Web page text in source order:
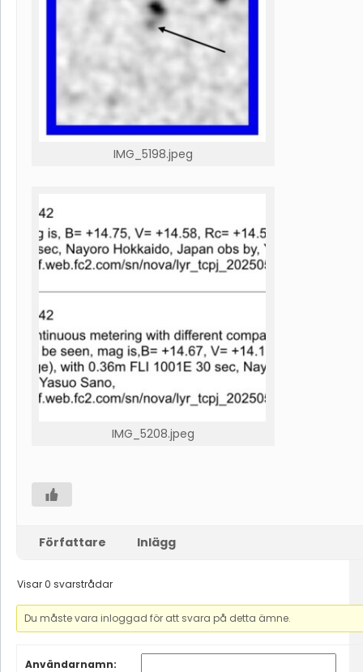
IMG_5198.jpeg
IMG_5208.jpeg
Författare Inlägg
Visar 0 svarstrådar
Du måste vara inloggad för att svara på detta ämne.
Användarnamn: